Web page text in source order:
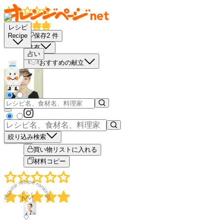
レシピ
Recipe
占い
絞り込み検索
保存2 件
共有
おすすめの献立
－
＋
買い物リストに入れる
材料コピー